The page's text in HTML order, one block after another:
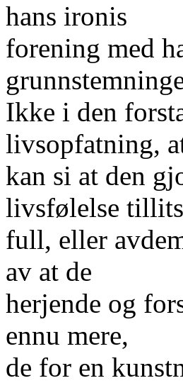
hans ironis
forening med
Ikke i den
livsopfatning,
kan si at den
livsfølelse
full, eller
av at de
herjende og
ennu mere,
de for en